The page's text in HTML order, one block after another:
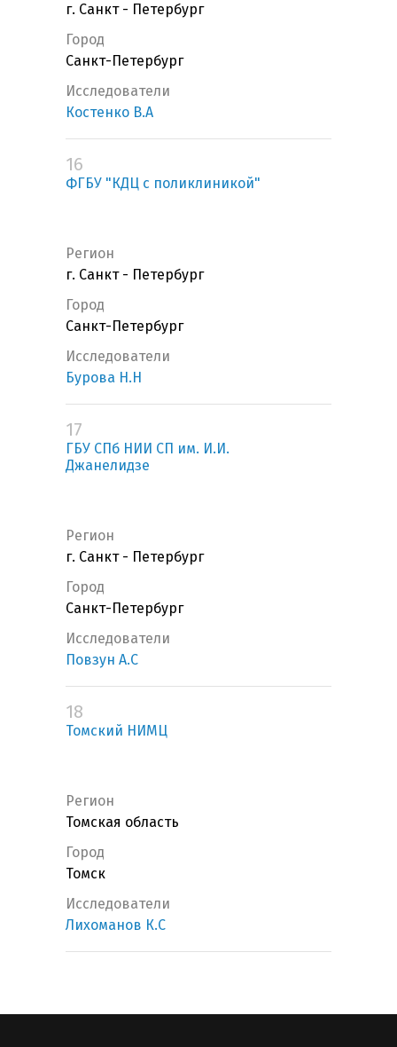
г. Санкт - Петербург
Город
Санкт-Петербург
Исследователи
Костенко В.А
16
ФГБУ "КДЦ с поликлиникой"
Регион
г. Санкт - Петербург
Город
Санкт-Петербург
Исследователи
Бурова Н.Н
17
ГБУ СПб НИИ СП им. И.И.
Джанелидзе
Регион
г. Санкт - Петербург
Город
Санкт-Петербург
Исследователи
Повзун А.С
18
Томский НИМЦ
Регион
Томская область
Город
Томск
Исследователи
Лихоманов К.С